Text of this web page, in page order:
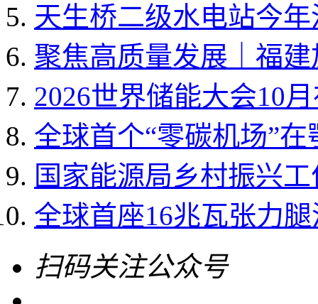
天生桥二级水电站今
聚焦高质量发展｜福
2026世界储能大会10
全球首个“零碳机场”
国家能源局乡村振兴
全球首座16兆瓦张力
扫码关注公众号